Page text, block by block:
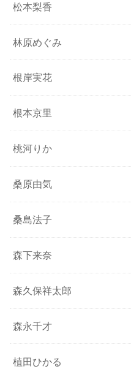
松本梨香
林原めぐみ
根岸実花
根本京里
桃河りか
桑原由気
桑島法子
森下来奈
森久保祥太郎
森永千才
植田ひかる